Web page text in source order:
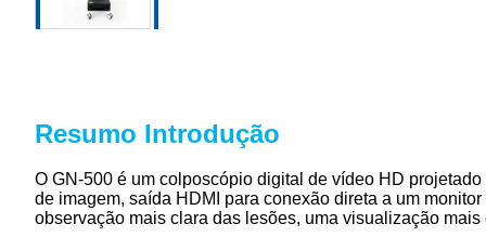
Resumo Introdução
O GN-500 é um colposcópio digital de vídeo HD
de imagem, saída HDMI para conexão direta a um
observação mais clara das lesões, uma visualização